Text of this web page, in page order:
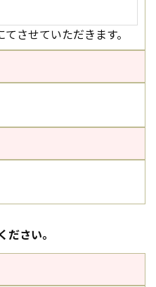
させていただきます。
さい。